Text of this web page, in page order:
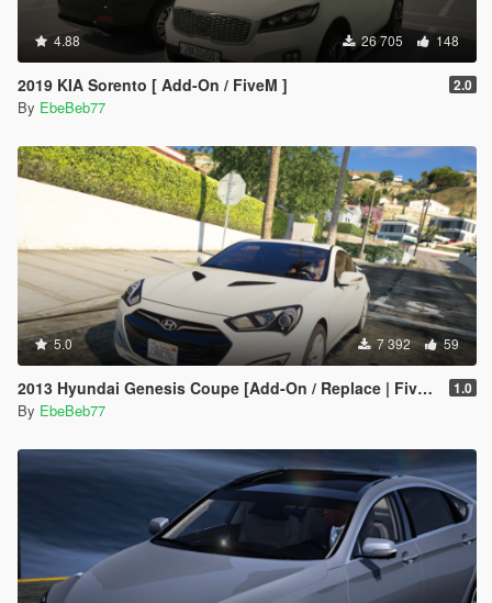
4.88 26 705 148
2019 KIA Sorento [ Add-On / FiveM ] 2.0
By EbeBeb77
5.0 7 392 59
2013 Hyundai Genesis Coupe [Add-On / Replace | FiveM] 1.0
By EbeBeb77